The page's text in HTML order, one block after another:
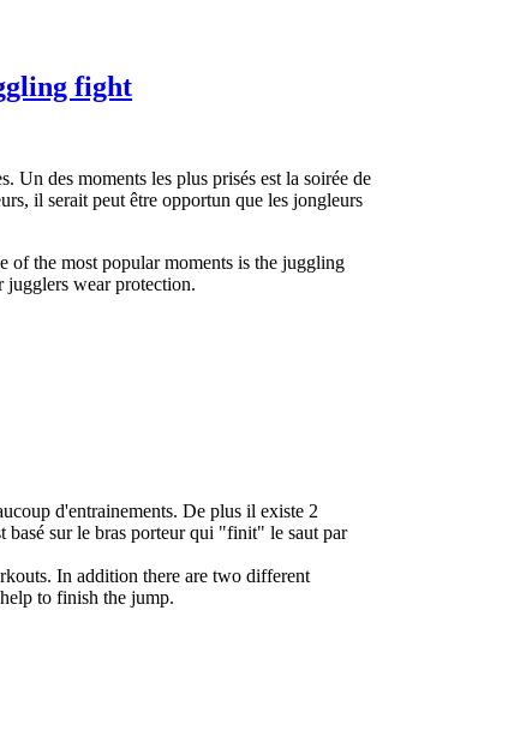
fight
Un des moments les plus prisés est la soirée de
il serait peut être opportun que les jongleurs
of the most popular moments is the juggling
jugglers wear protection.
d'entrainements. De plus il existe 2
basé sur le bras porteur qui "finit" le saut par
In addition there are two different
to finish the jump.